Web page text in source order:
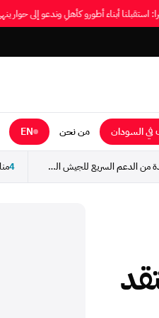
استقبلنا أبناء أطورو كأهلٍ وندعو إلى حوار
السودان من نحن EN
استسلام مجموعة جديدة من الدعم السريع للجيش السوداني 4